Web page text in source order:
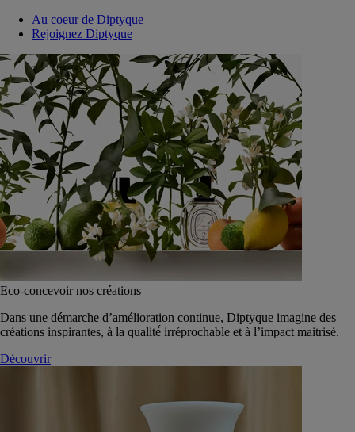
Au coeur de Diptyque
Rejoignez Diptyque
Eco-concevoir nos créations
Dans une démarche d’amélioration continue, Diptyque imagine des
créations inspirantes, à la qualité́ irréprochable et à l’impact maitrisé.
Découvrir